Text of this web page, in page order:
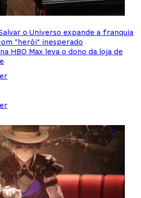
o Universo expande a franquia
“herói” inesperado
HBO Max leva o dono da loja de